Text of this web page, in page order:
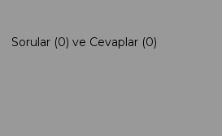
Sorular (0) ve Cevaplar (0)